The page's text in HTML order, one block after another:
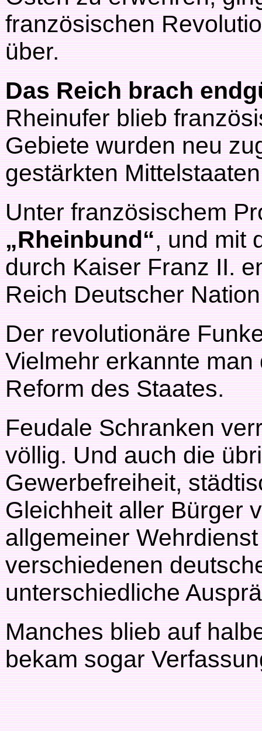
französischen
über.
Das Reich brach
Rheinufer blieb
Gebiete wurden neu
gestärkten
Unter französischem
„Rheinbund“, und mit
durch Kaiser Franz II.
Reich Deutscher
Der revolutionäre
Vielmehr erkannte
Reform des Staates.
Feudale Schranken
völlig. Und auch die
Gewerbefreiheit,
Gleichheit aller Bürger
allgemeiner
verschiedenen
unterschiedliche
Manches blieb auf
bekam sogar